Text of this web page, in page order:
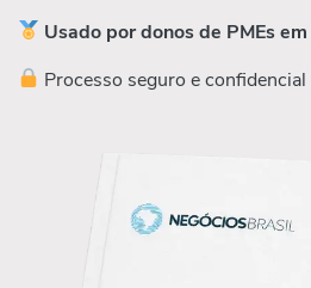
Usado por donos de PMEs
Processo seguro e confidencial